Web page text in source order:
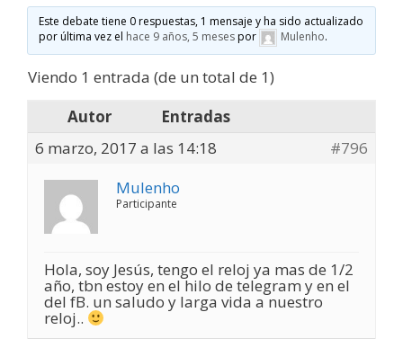
Este debate tiene 0 respuestas, 1 mensaje y ha sido actualizado
por última vez el hace 9 años, 5 mesespor Mulenho.
Viendo 1 entrada (de un total de 1)
Autor
Entradas
6 marzo, 2017 a las 14:18
#796
Mulenho
Participante
Hola, soy Jesús, tengo el reloj ya mas de 1/2
año, tbn estoy en el hilo de telegram y en el
del fB. un saludo y larga vida a nuestro
reloj..